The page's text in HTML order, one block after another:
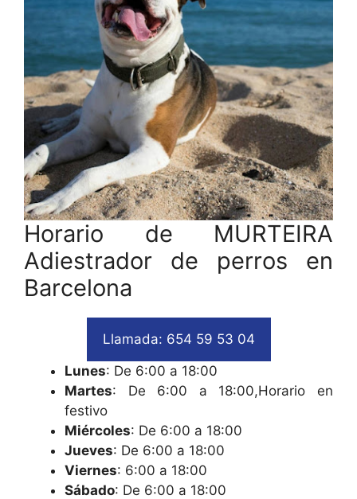
Horario de MURTEIRA
Adiestrador de perros en
Barcelona
Llamada: 654 59 53 04
Lunes: De 6:00 a 18:00
Martes: De 6:00 a 18:00,Horario en
festivo
Miércoles: De 6:00 a 18:00
Jueves: De 6:00 a 18:00
Viernes: 6:00 a 18:00
Sábado: De 6:00 a 18:00